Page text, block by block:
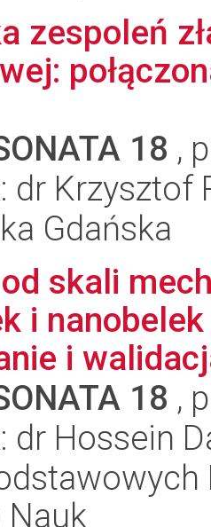
zespoleń
18 ,
dr Krzysztof
Gdańska
skali
i
i
18 ,
dr Hossein
Nauk